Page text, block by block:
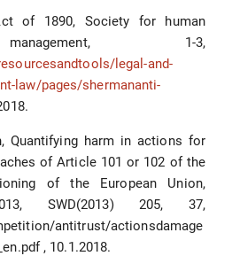
of 1890, Society for human
1-3,
legal-and-
law/pages/shermananti-
Quantifying harm in actions for
of Article 101 or 102 of the
of the European Union,
SWD(2013) 205, 37,
antitrust/actionsdamage
, 10.1.2018.